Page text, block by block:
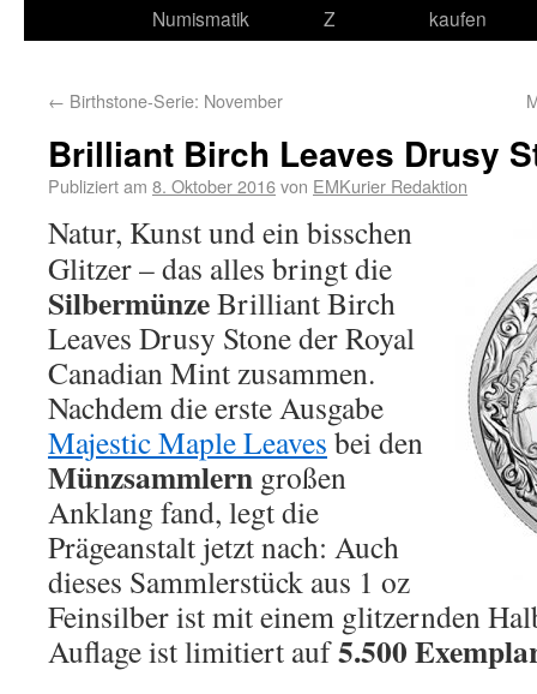
Numismatik
Z
kaufen
← Birthstone-Serie: November
Brilliant Birch Leaves Drusy
Publiziert am 8. Oktober 2016von EMKurier Redaktion
Natur, Kunst und ein bisschen
Glitzer – das alles bringt die
SilbermünzeBrilliant Birch
Leaves Drusy Stone der Royal
Canadian Mint zusammen.
Nachdem die erste Ausgabe
Majestic Maple Leaves bei den
Münzsammlern großen
Anklang fand, legt die
Prägeanstalt jetzt nach: Auch
dieses Sammlerstück aus 1 oz
Feinsilber ist mit einem glitzernden
Auflage ist limitiert auf5.500